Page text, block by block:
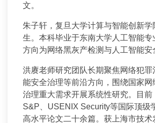
文。
朱子轩，复旦大学计算与智能创新学
生。本科毕业于东南大学人工智能专
方向为网络黑灰产检测与人工智能安
洪赓老师研究团队长期聚焦网络犯罪
能安全治理等前沿方向，围绕国家网
治理重大需求开展系统性研究。目前
S&P、USENIX Security等国际顶级
高水平论文二十余篇。获上海市技术